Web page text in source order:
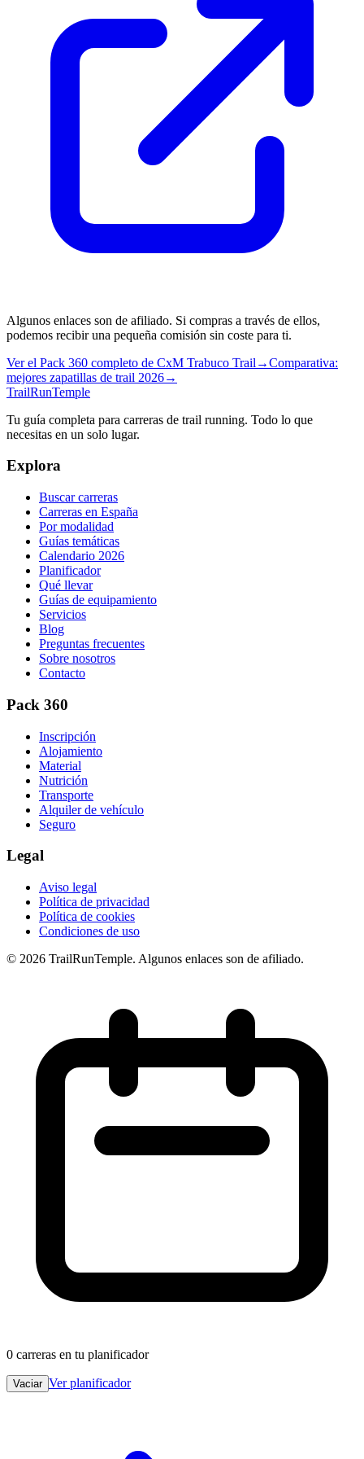
Algunos enlaces son de afiliado. Si compras a través de ellos,
podemos recibir una pequeña comisión sin coste para ti.
Ver el Pack 360 completo de CxM Trabuco Trail →Comparativa:
mejores zapatillas de trail 2026→
TrailRunTemple
Tu guía completa para carreras de trail running. Todo lo que
necesitas en un solo lugar.
Explora
Buscar carreras
Carreras en España
Por modalidad
Guías temáticas
Calendario 2026
Planificador
Qué llevar
Guías de equipamiento
Servicios
Blog
Preguntas frecuentes
Sobre nosotros
Contacto
Pack 360
Inscripción
Alojamiento
Material
Nutrición
Transporte
Alquiler de vehículo
Seguro
Legal
Aviso legal
Política de privacidad
Política de cookies
Condiciones de uso
© 2026 TrailRunTemple. Algunos enlaces son de afiliado.
0 carreras en tu planificador
Vaciar Ver planificador